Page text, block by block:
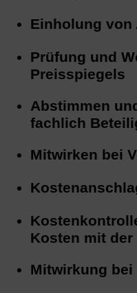
Einholung von
Prüfung und
Preisspiegels
Abstimmen
fachlich
Mitwirken bei
Kosten mit
Mitwirkung